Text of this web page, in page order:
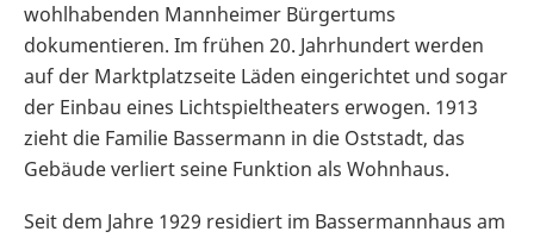
wohlhabenden Mannheimer Bürgertums
dokumentieren. Im frühen 20. Jahrhundert werden
auf der Marktplatzseite Läden eingerichtet und sogar
der Einbau eines Lichtspieltheaters erwogen. 1913
zieht die Familie Bassermann in die Oststadt, das
Gebäude verliert seine Funktion als Wohnhaus.
Seit dem Jahre 1929 residiert im Bassermannhaus am